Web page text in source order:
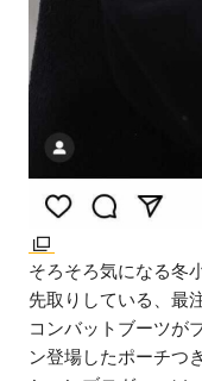
そろそろ気になる冬
先取りしている、最
コンバットブーツが
ン登場したポーチつ